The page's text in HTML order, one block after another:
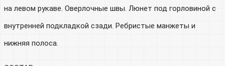
на левом рукаве. Оверлочные швы. Люнет под горловиной с
внутренней подкладкой сзади. Ребристые манжеты и
нижняя полоса.